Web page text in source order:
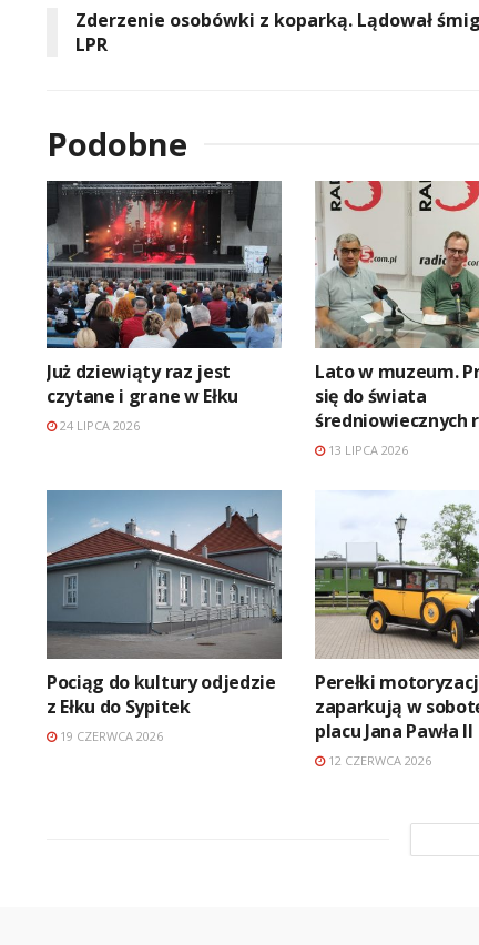
Zderzenie osobówki z koparką. Lądował
LPR
Podobne
Już dziewiąty raz jest
czytane i grane w Ełku
24 LIPCA 2026
Lato w muzeum.
się do świata
średniowiecznych
13 LIPCA 2026
Pociąg do kultury odjedzie
z Ełku do Sypitek
19 CZERWCA 2026
Perełki
zaparkują w
placu Jana Pawła II
12 CZERWCA 2026